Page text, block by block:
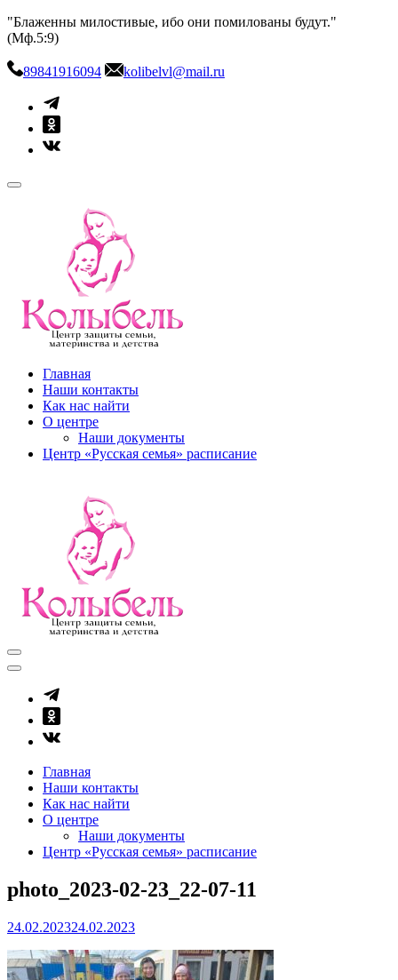
Skip
to
"Блаженны милостивые, ибо они помилованы будут."
(Мф.5:9)
89841916094 kolibelvl@mail.ru
kolibel-vl.ru
Центр защиты семьи, материнства и детства
Главная
Наши контакты
Как нас найти
О центре
Наши документы
Центр «Русская семья» расписание
Главная
Наши контакты
Как нас найти
О центре
Наши документы
Центр «Русская семья» расписание
photo_2023-02-23_22-07-11
24.02.202324.02.2023